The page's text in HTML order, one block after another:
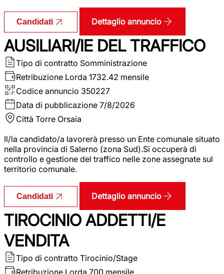
Candidati Dettaglio annuncio
AUSILIARI/IE DEL TRAFFICO
Tipo di contratto Somministrazione
Retribuzione Lorda 1732.42 mensile
Codice annuncio 350227
Data di pubblicazione 7/8/2026
Città Torre Orsaia
Il/la candidato/a lavorerà presso un Ente comunale situato
nella provincia di Salerno (zona Sud).Si occuperà di
controllo e gestione del traffico nelle zone assegnate sul
territorio comunale.
Candidati Dettaglio annuncio
TIROCINIO ADDETTI/E
VENDITA
Tipo di contratto Tirocinio/Stage
Retribuzione Lorda 700 mensile